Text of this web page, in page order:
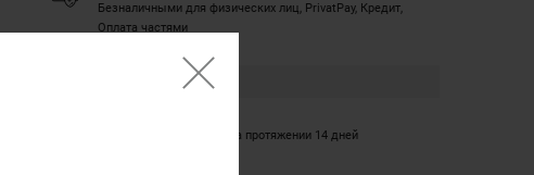
Безналичными для физических лиц, PrivatPay, Кредит,
Оплата частями
Обмен/возврат товара на протяжении 14 дней